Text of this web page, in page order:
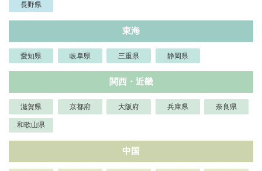
長野県
東海
愛知県 岐阜県 三重県 静岡県
関西・近畿
滋賀県 京都府 大阪府 兵庫県 奈良県
和歌山県
中国